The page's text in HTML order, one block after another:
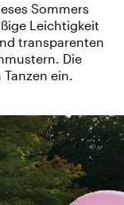
Sommers
Leichtigkeit
transparenten
Die
ein.